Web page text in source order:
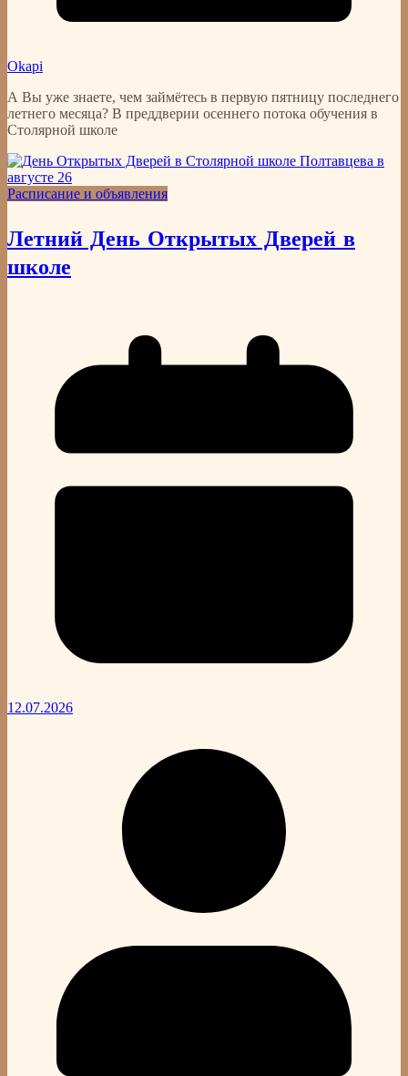
Okapi
А Вы уже знаете, чем займётесь в первую пятницу последнего
летнего месяца? В преддверии осеннего потока обучения в
Столярной школе
Расписание и объявления
Летний День Открытых Дверей в
школе
12.07.2026